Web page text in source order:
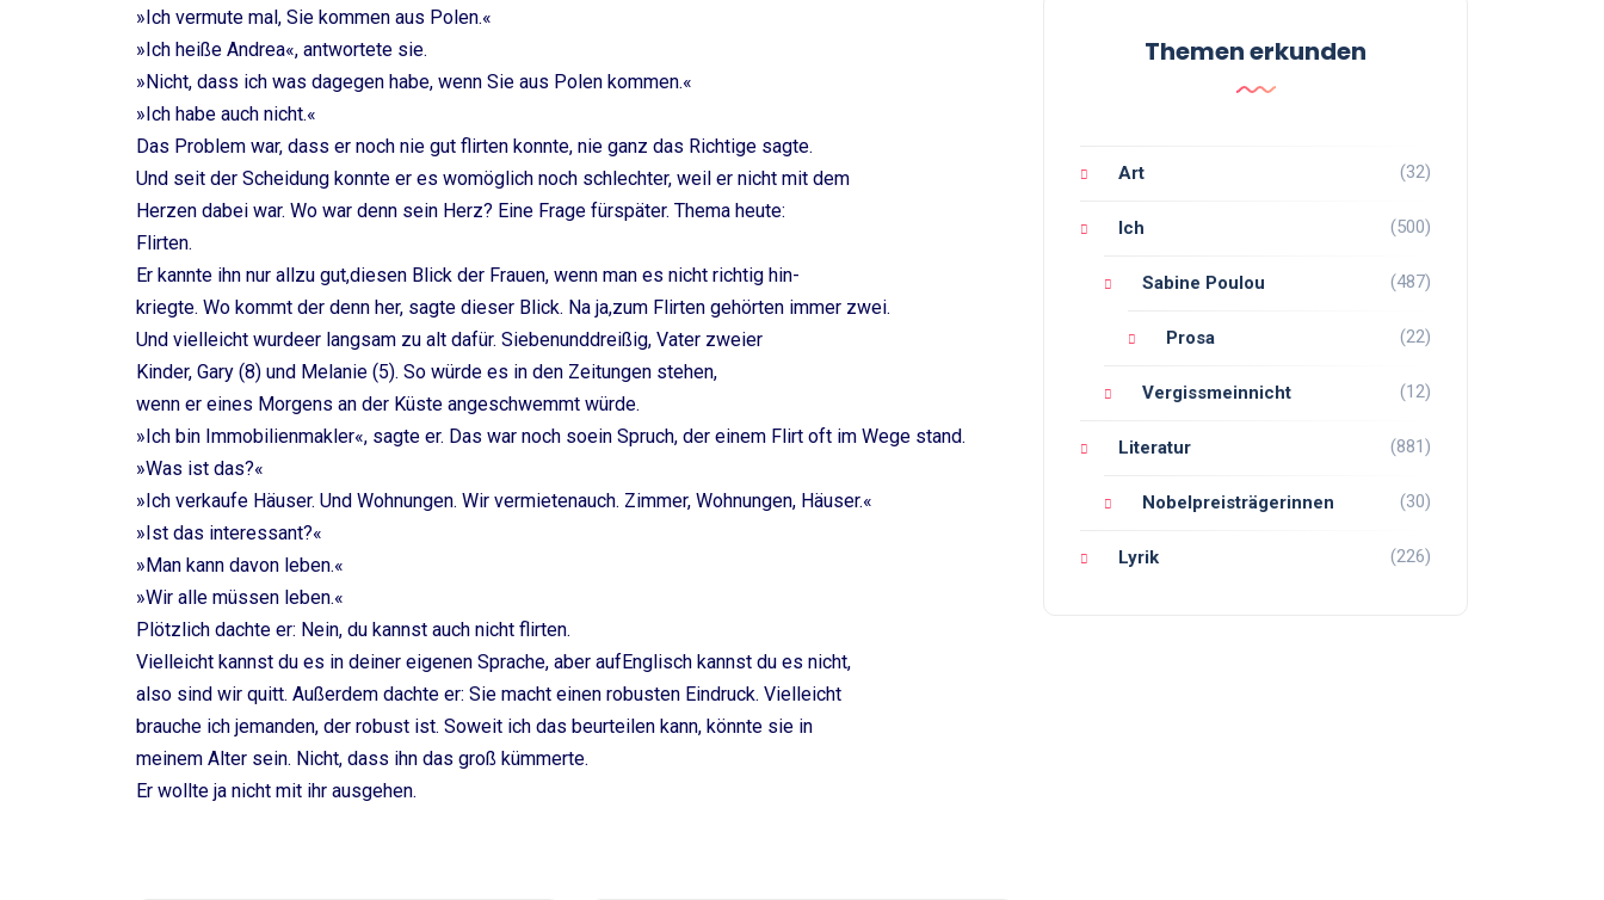
»Ich vermute mal, Sie kommen aus Polen.«
»Ich heiße Andrea«, antwortete sie.
»Nicht, dass ich was dagegen habe, wenn Sie aus Polen kommen.«
»Ich habe auch nicht.«
Das Problem war, dass er noch nie gut flirten konnte, nie ganz das Richtige sagte.
Und seit der Scheidung konnte er es womöglich noch schlechter, weil er nicht mit dem
Herzen dabei war. Wo war denn sein Herz? Eine Frage fürspäter. Thema heute:
Flirten.
Er kannte ihn nur allzu gut,diesen Blick der Frauen, wenn man es nicht richtig hin-
kriegte. Wo kommt der denn her, sagte dieser Blick. Na ja,zum Flirten gehörten immer zwei.
Und vielleicht wurdeer langsam zu alt dafür. Siebenunddreißig, Vater zweier
Kinder, Gary (8) und Melanie (5). So würde es in den Zeitungen stehen,
wenn er eines Morgens an der Küste angeschwemmt würde.
»Ich bin Immobilienmakler«, sagte er. Das war noch soein Spruch, der einem Flirt oft im Wege stand.
»Was ist das?«
»Ich verkaufe Häuser. Und Wohnungen. Wir vermietenauch. Zimmer, Wohnungen, Häuser.«
»Ist das interessant?«
»Man kann davon leben.«
»Wir alle müssen leben.«
Plötzlich dachte er: Nein, du kannst auch nicht flirten.
Vielleicht kannst du es in deiner eigenen Sprache, aber aufEnglisch kannst du es nicht,
also sind wir quitt. Außerdem dachte er: Sie macht einen robusten Eindruck. Vielleicht
brauche ich jemanden, der robust ist. Soweit ich das beurteilen kann, könnte sie in
meinem Alter sein. Nicht, dass ihn das groß kümmerte.
Er wollte ja nicht mit ihr ausgehen.
Themen erkunden
Art (32)
Ich (500)
Sabine Poulou (487)
Prosa (22)
Vergissmeinnicht (12)
Literatur (881)
Nobelpreisträgerinnen (30)
Lyrik (226)